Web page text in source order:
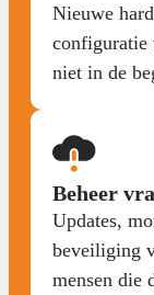
Nieuwe
configuratie
niet in de
Beheer
Updates,
beveiliging
mensen die